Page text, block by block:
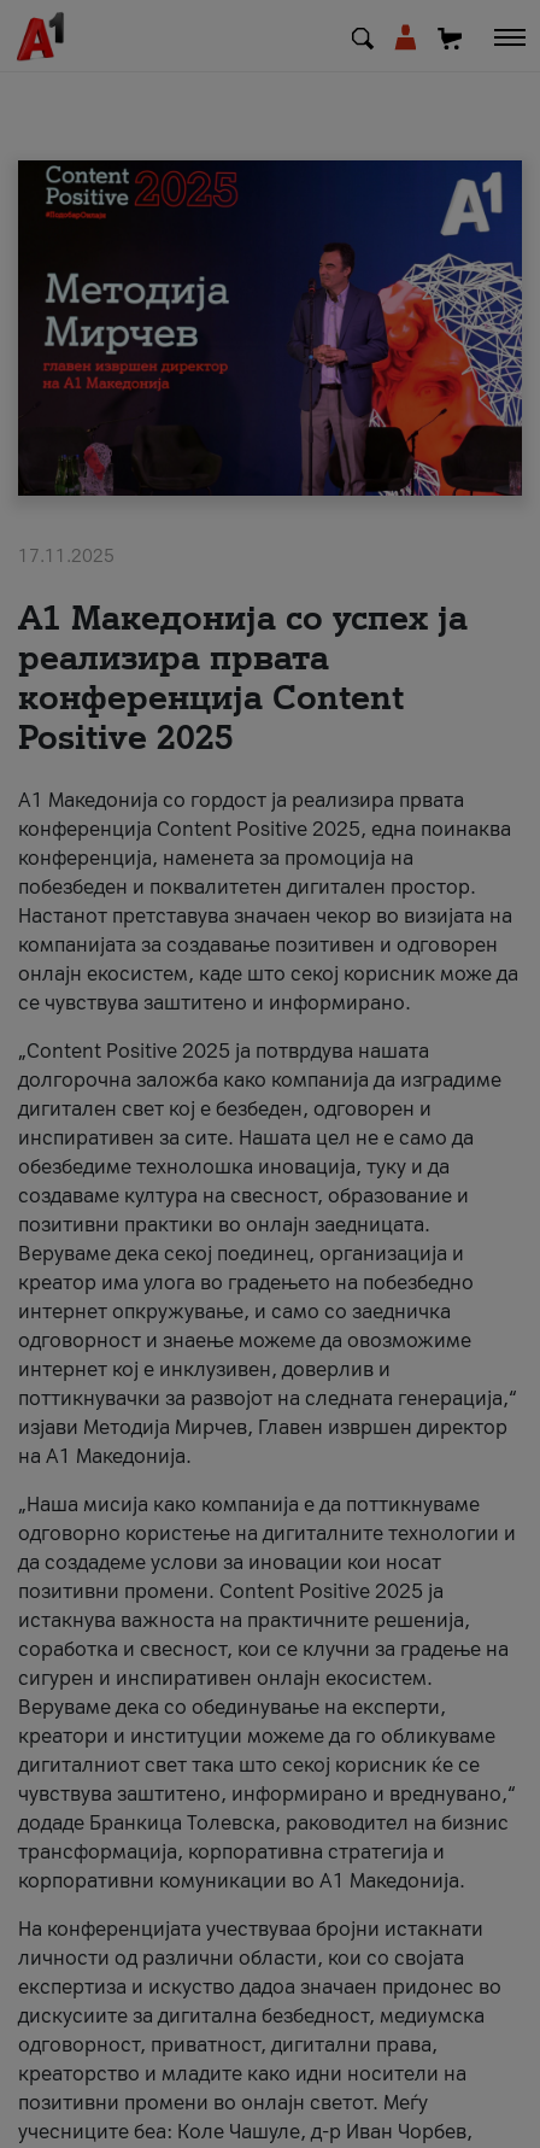
МК EN
Приватни Деловни
Поддршка
Надополни кредит
#ПодобарОнлајн
17.11.2025
А1 Македонија со успех ја
реализира првата
конференција Content
Positive 2025
А1 Македонија со гордост ја реализира првата
конференција Content Positive 2025, една поинаква
конференција, наменета за промоција на
побезбеден и поквалитетен дигитален простор.
Настанот претставува значаен чекор во визијата на
компанијата за создавање позитивен и одговорен
онлајн екосистем, каде што секој корисник може да
се чувствува заштитено и информирано.
„Content Positive 2025 ја потврдува нашата
долгорочна заложба како компанија да изградиме
дигитален свет кој е безбеден, одговорен и
инспиративен за сите. Нашата цел не е само да
обезбедиме технолошка иновација, туку и да
создаваме култура на свесност, образование и
позитивни практики во онлајн заедницата.
Веруваме дека секој поединец, организација и
креатор има улога во градењето на побезбедно
интернет опкружување, и само со заедничка
одговорност и знаење можеме да овозможиме
интернет кој е инклузивен, доверлив и
поттикнувачки за развојот на следната генерација,“
изјави Методија Мирчев, Главен извршен директор
на А1 Македонија.
„Наша мисија како компанија е да поттикнуваме
одговорно користење на дигиталните технологии и
да создадеме услови за иновации кои носат
позитивни промени. Content Positive 2025 ја
истакнува важноста на практичните решенија,
соработка и свесност, кои се клучни за градење на
сигурен и инспиративен онлајн екосистем.
Веруваме дека со обединување на експерти,
креатори и институции можеме да го обликуваме
дигиталниот свет така што секој корисник ќе се
чувствува заштитено, информирано и вреднувано,“
додаде Бранкица Толевска, раководител на бизнис
трансформација, корпоративна стратегија и
корпоративни комуникации во А1 Македонија.
На конференцијата учествуваа бројни истакнати
личности од различни области, кои со својата
експертиза и искуство дадоа значаен придонес во
дискусиите за дигитална безбедност, медиумска
одговорност, приватност, дигитални права,
креаторство и младите како идни носители на
позитивни промени во онлајн светот. Меѓу
учесниците беа: Коле Чашуле, д-р Иван Чорбев,